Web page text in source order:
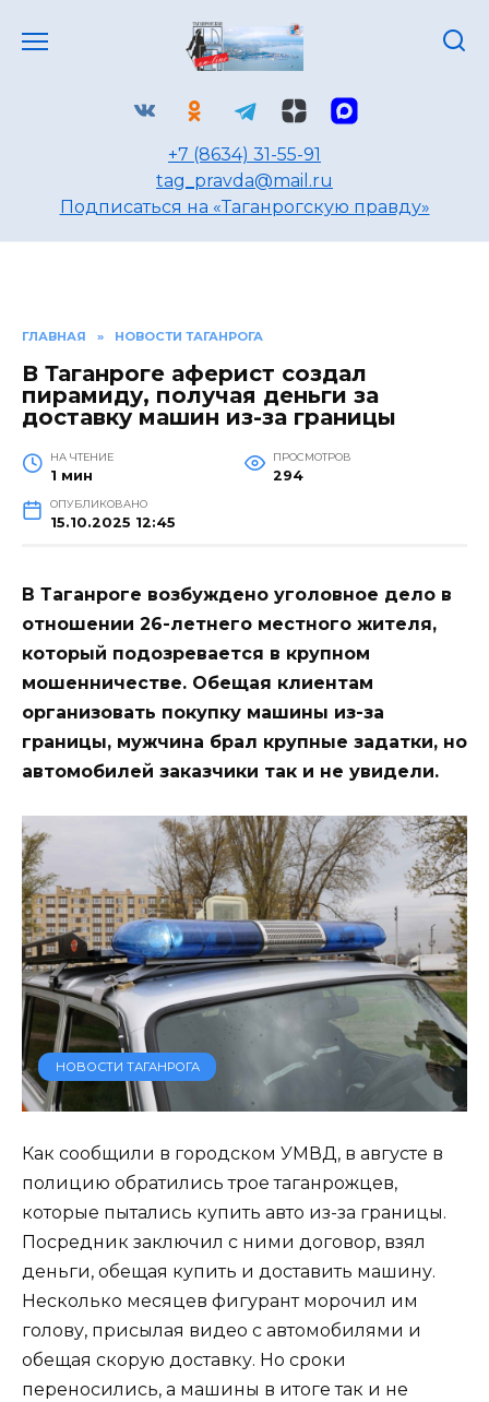
+7 (8634) 31-55-91
tag_pravda@mail.ru
Подписаться на «Таганрогскую правду»
ГЛАВНАЯ » НОВОСТИ ТАГАНРОГА
В Таганроге аферист создал
пирамиду, получая деньги за
доставку машин из-за границы
НА ЧТЕНИЕ
1 мин
ПРОСМОТРОВ
294
ОПУБЛИКОВАНО
15.10.2025 12:45
В Таганроге возбуждено уголовное дело в
отношении 26-летнего местного жителя,
который подозревается в крупном
мошенничестве. Обещая клиентам
организовать покупку машины из-за
границы, мужчина брал крупные задатки, но
автомобилей заказчики так и не увидели.
НОВОСТИ ТАГАНРОГА
Как сообщили в городском УМВД, в августе в
полицию обратились трое таганрожцев,
которые пытались купить авто из-за границы.
Посредник заключил с ними договор, взял
деньги, обещая купить и доставить машину.
Несколько месяцев фигурант морочил им
голову, присылая видео с автомобилями и
обещая скорую доставку. Но сроки
переносились, а машины в итоге так и не